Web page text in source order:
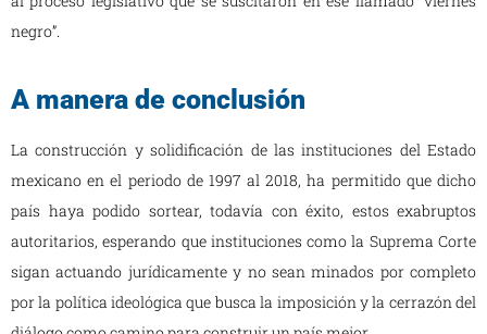
negro”.
A manera de conclusión
La construcción y solidificación de las instituciones del Estado
mexicano en el periodo de 1997 al 2018, ha permitido que dicho
país haya podido sortear, todavía con éxito, estos exabruptos
autoritarios, esperando que instituciones como la Suprema Corte
sigan actuando jurídicamente y no sean minados por completo
por la política ideológica que busca la imposición y la cerrazón del